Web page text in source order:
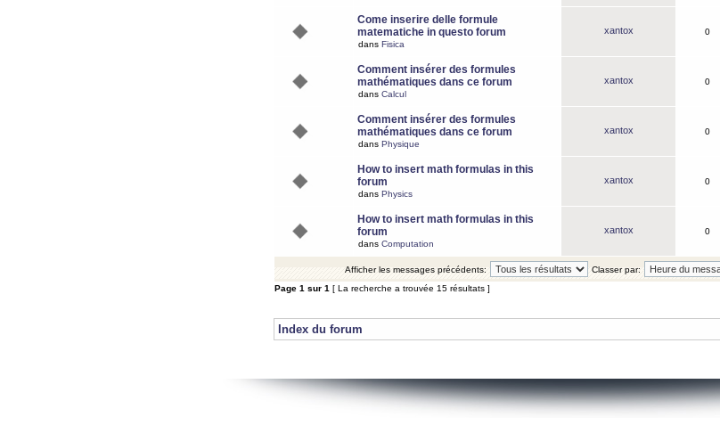
Come inserire delle formule
matematiche in questo forum
dans Fisica
xantox 0
Comment insérer des formules
mathématiques dans ce forum
dans Calcul
xantox 0
Comment insérer des formules
mathématiques dans ce forum
dans Physique
xantox 0
How to insert math formulas in this
forum
dans Physics
xantox 0
How to insert math formulas in this
forum
dans Computation
xantox 0
Afficher les messages précédents:
Classer par:
Page 1 sur 1 [ La recherche a trouvée 15 résultats ]
Index du forum